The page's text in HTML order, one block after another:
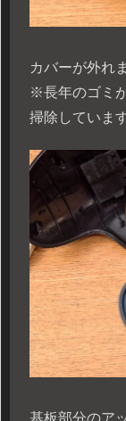
カバーが外れ
※長年のゴミ
掃除しています
基板部分のア